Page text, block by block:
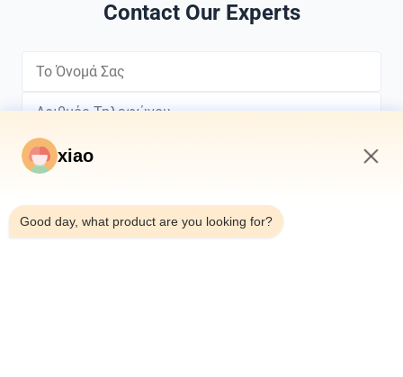
Contact Our Experts
*
xiao
Good day, what product are you looking for?